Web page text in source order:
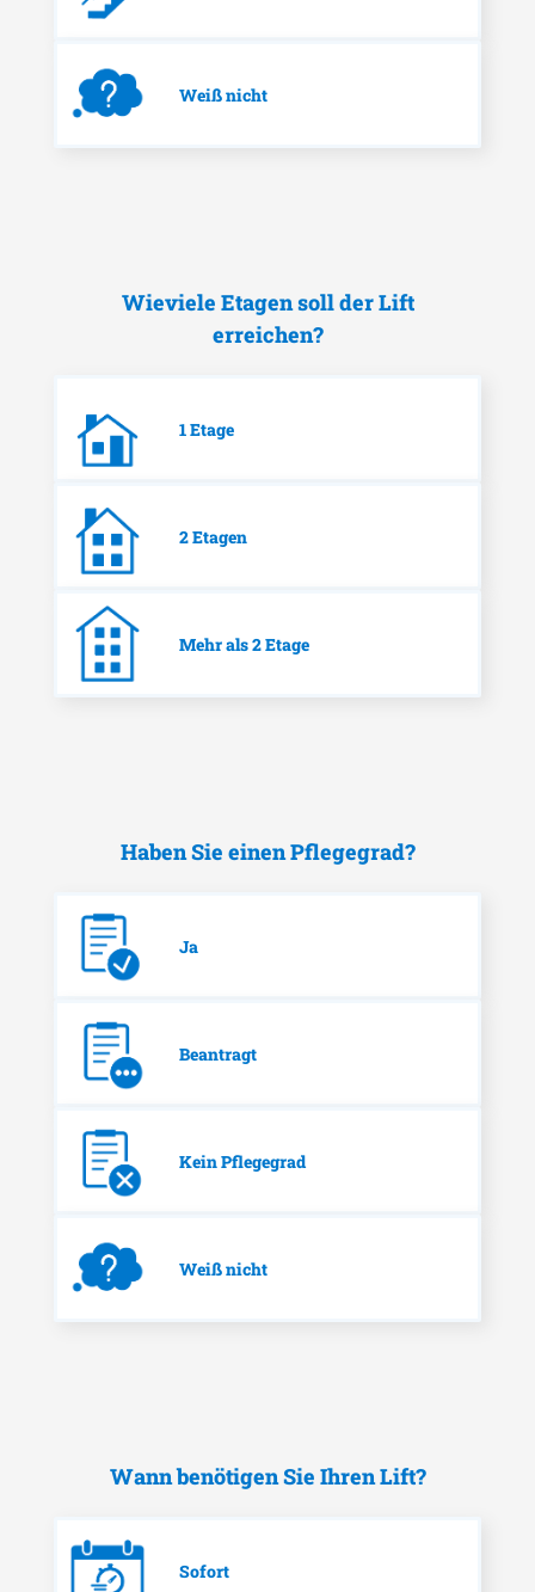
Weiß nicht
Wieviele Etagen soll der Lift
erreichen?
1 Etage
2 Etagen
Mehr als 2 Etage
Haben Sie einen Pflegegrad?
Ja
Beantragt
Kein Pflegegrad
Weiß nicht
Wann benötigen Sie Ihren Lift?
Sofort